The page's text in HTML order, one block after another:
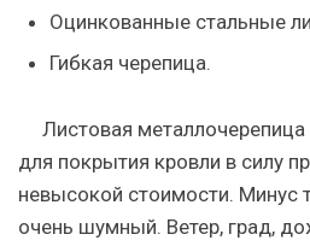
Оцинкованные стальные
Гибкая черепица.
Листовая металлочерепица
для покрытия кровли в силу
невысокой стоимости. Минус
очень шумный. Ветер, град,